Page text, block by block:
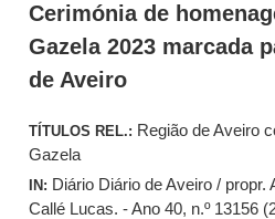
Cerimónia de
Gazela 2023 marcada
de Aveiro
TÍTULOS REL.: Região de Aveiro
Gazela
IN: Diário Diário de Aveiro / propr.
Callé Lucas. - Ano 40, n.º 13156